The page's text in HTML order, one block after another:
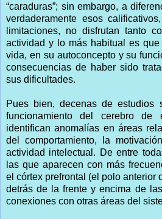
“caraduras”; sin embargo, a
verdaderamente esos
limitaciones, no disfrutan tanto
actividad y lo más habitual es
vida, en su autoconcepto y su
consecuencias de haber sido
sus dificultades.
Pues bien, decenas de estudios
funcionamiento del cerebro de
identifican anomalías en áreas
del comportamiento, la
actividad intelectual. De entre
las que aparecen con más
el córtex prefrontal (el polo anterior
detrás de la frente y encima de
conexiones con otras áreas del